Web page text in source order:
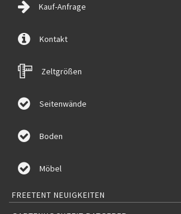
Kauf-Anfrage
Kontakt
Zeltgrößen
Seitenwände
Boden
Möbel
FREETENT NEUIGKEITEN